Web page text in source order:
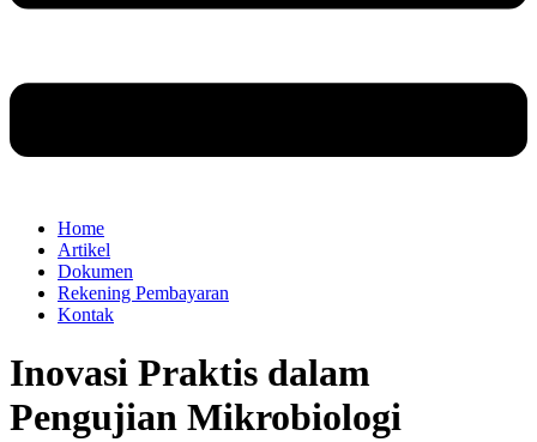
Home
Artikel
Dokumen
Rekening Pembayaran
Kontak
Inovasi Praktis dalam
Pengujian Mikrobiologi